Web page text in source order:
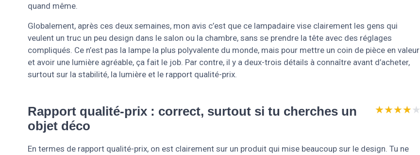
quand même.
Globalement, après ces deux semaines, mon avis c’est que ce lampadaire vise clairement les gens qui
veulent un truc un peu design dans le salon ou la chambre, sans se prendre la tête avec des réglages
compliqués. Ce n’est pas la lampe la plus polyvalente du monde, mais pour mettre un coin de pièce en valeur
et avoir une lumière agréable, ça fait le job. Par contre, il y a deux-trois détails à connaître avant d’acheter,
surtout sur la stabilité, la lumière et le rapport qualité-prix.
Rapport qualité-prix : correct, surtout si tu cherches un
objet déco
★★★★★
★★★★★
En termes de rapport qualité-prix, on est clairement sur un produit qui mise beaucoup sur le design. Tu ne